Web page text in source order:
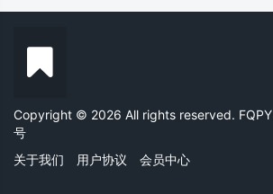
Copyright © 2026 All rights reserved. FQPY
号
关于我们
用户协议 会员中心